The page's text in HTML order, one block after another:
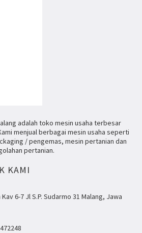
adalah toko mesin usaha terbesar
menjual berbagai mesin usaha seperti
/ pengemas, mesin pertanian dan
pertanian.
KAMI
6-7 Jl S.P. Sudarmo 31 Malang, Jawa